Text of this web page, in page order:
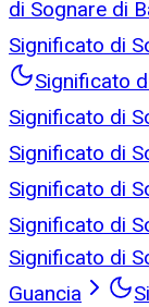
di Sognare di
Significato di
Significato
Significato di
Significato di
Significato di
Significato di
Significato di
Guancia